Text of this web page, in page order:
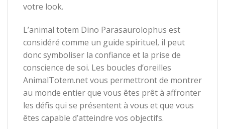
votre look.
L’animal totem Dino Parasaurolophus est
considéré comme un guide spirituel, il peut
donc symboliser la confiance et la prise de
conscience de soi. Les boucles d’oreilles
AnimalTotem.net vous permettront de montrer
au monde entier que vous êtes prêt à affronter
les défis qui se présentent à vous et que vous
êtes capable d’atteindre vos objectifs.